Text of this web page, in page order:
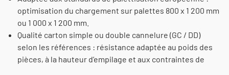
optimisation du chargement sur palettes 800 x 1 200 mm
ou 1 000 x 1 200 mm.
Qualité carton simple ou double cannelure (GC / DD)
selon les références : résistance adaptée au poids des
pièces, à la hauteur d’empilage et aux contraintes de